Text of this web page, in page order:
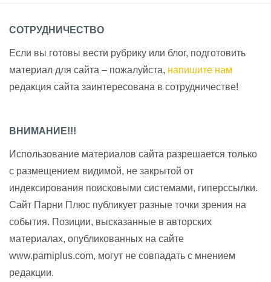
СОТРУДНИЧЕСТВО
Если вы готовы вести рубрику или блог, подготовить
материал для сайта – пожалуйста, напишите нам
редакция сайта заинтересована в сотрудничестве!
ВНИМАНИЕ!!!
Использование материалов сайта разрешается только
с размещением видимой, не закрытой от
индексирования поисковыми системами, гиперссылки.
Сайт Парни Плюс публикует разные точки зрения на
события. Позиции, высказанные в авторских
материалах, опубликованных на сайте
www.parniplus.com, могут не совпадать с мнением
редакции.